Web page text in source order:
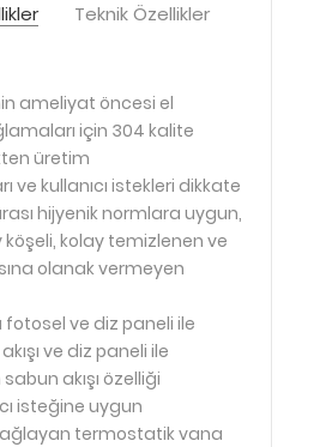
Teknik Özellikler
ameliyat öncesi el
için 304 kalite
üretim
ve kullanıcı istekleri dikkate
hijyenik normlara uygun,
kolay temizlenen ve
olanak vermeyen
ve diz paneli ile
ve diz paneli ile
akışı özelliği
isteğine uygun
termostatik vana